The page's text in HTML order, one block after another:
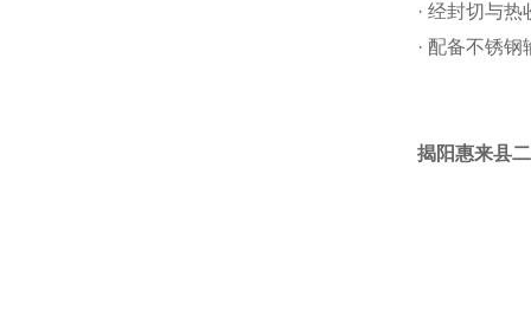
· 经封切与
· 配备不锈
揭阳惠来县